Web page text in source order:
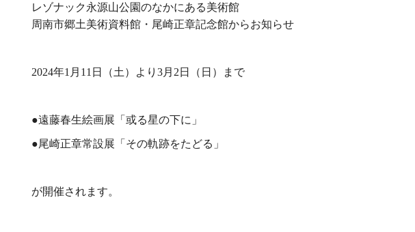
レゾナック永源山公園のなかにある美術館
周南市郷土美術資料館・尾崎正章記念館からお知らせ
2024年1月11日（土）より3月2日（日）まで
●遠藤春生絵画展「或る星の下に」
●尾崎正章常設展「その軌跡をたどる」
が開催されます。